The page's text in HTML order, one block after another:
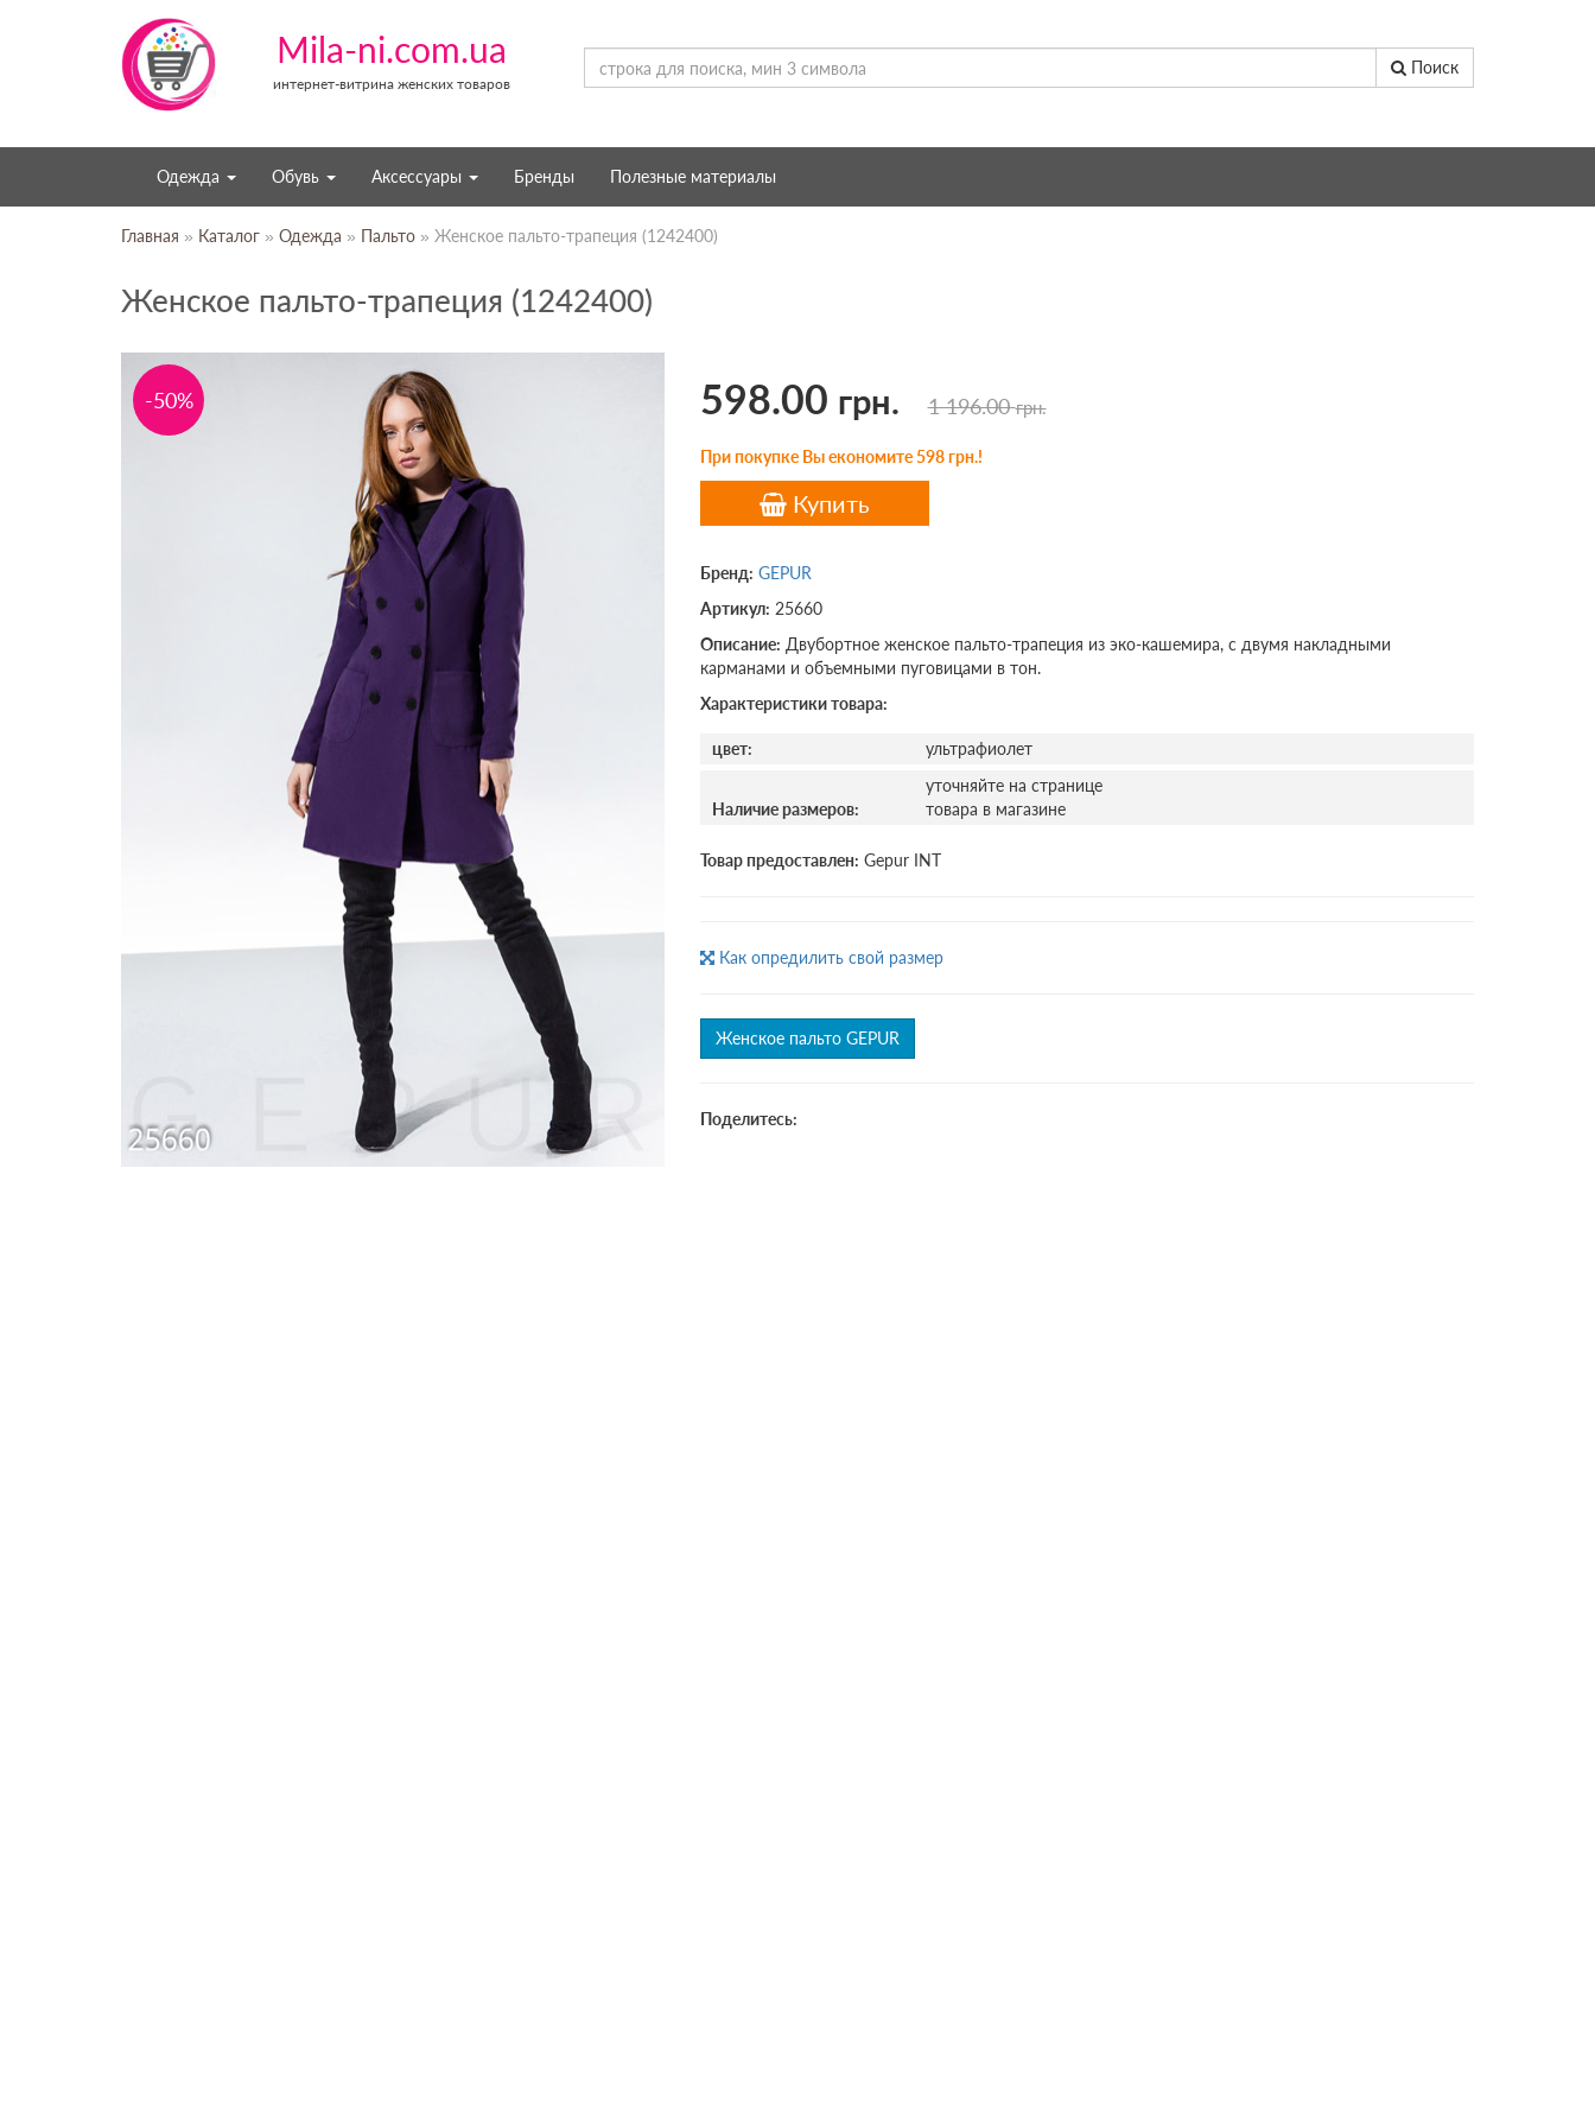
Mila-ni.com.ua
интернет-витрина женских товаров
Поиск
Одежда Обувь Аксессуары Бренды Полезные материалы
Главная » Каталог » Одежда » Пальто » Женское пальто-трапеция (1242400)
Женское пальто-трапеция (1242400)
-50% 598.00 грн. 1 196.00грн.
При покупке Вы економите 598 грн.!
Купить
Бренд: GEPUR
Артикул: 25660
Описание: Двубортное женское пальто-трапеция из эко-кашемира, с двумя накладными
карманами и объемными пуговицами в тон.
Характеристики товара:
цвет: ультрафиолет
Наличие размеров:
уточняйте на странице
товара в магазине
Товар предоставлен: Gepur INT
Как опредилить свой размер
Женское пальто GEPUR
Поделитесь: